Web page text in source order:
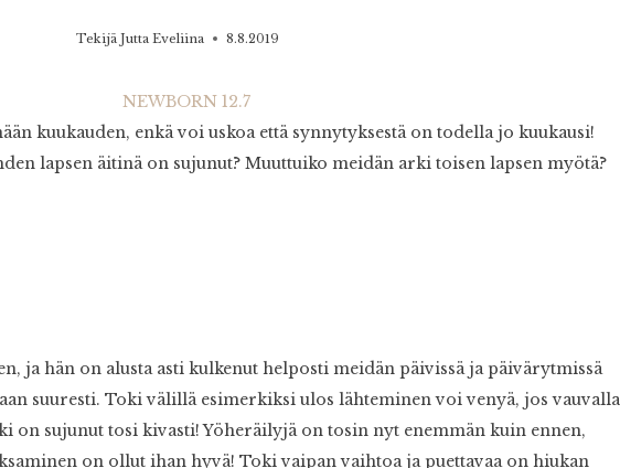
Tekijä Jutta Eveliina 8.8.2019
kuukauden, enkä voi uskoa että synnytyksestä on todella jo kuukausi!
lapsen äitinä on sujunut? Muuttuiko meidän arki toisen lapsen myötä?
ja hän on alusta asti kulkenut helposti meidän päivissä ja päivärytmissä
suuresti. Toki välillä esimerkiksi ulos lähteminen voi venyä, jos vauvalla
on sujunut tosi kivasti! Yöheräilyjä on tosin nyt enemmän kuin ennen,
on ollut ihan hyvä! Toki vaipan vaihtoa ja puettavaa on hiukan